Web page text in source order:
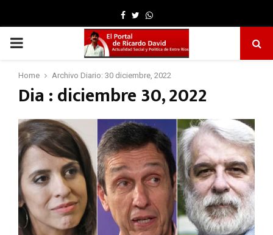
Facebook
TwitterWhatsapp
PRIMARY
MENU
Home Archivo Diario: 30 diciembre, 2022
Dia : diciembre 30, 2022